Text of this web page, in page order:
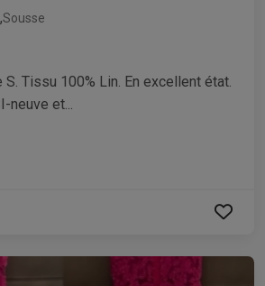
,Sousse
S. Tissu 100% Lin. En excellent état.
neuve et...